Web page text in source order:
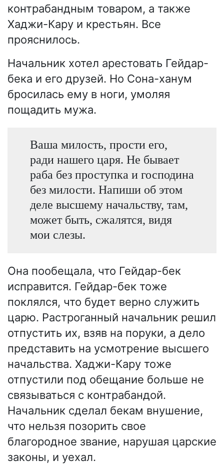
контрабандным товаром, а также
Хаджи-Кару и крестьян. Все
прояснилось.
Начальник хотел арестовать Гейдар-
бека и его друзей. Но Сона-ханум
бросилась ему в ноги, умоляя
пощадить мужа.
Ваша милость, прости его,
ради нашего царя. Не бывает
раба без проступка и господина
без милости. Напиши об этом
деле высшему начальству, там,
может быть, сжалятся, видя
мои слезы.
Она пообещала, что Гейдар-бек
исправится. Гейдар-бек тоже
поклялся, что будет верно служить
царю. Растроганный начальник решил
отпустить их, взяв на поруки, а дело
представить на усмотрение высшего
начальства. Хаджи-Кару тоже
отпустили под обещание больше не
связываться с контрабандой.
Начальник сделал бекам внушение,
что нельзя позорить свое
благородное звание, нарушая царские
законы, и уехал.